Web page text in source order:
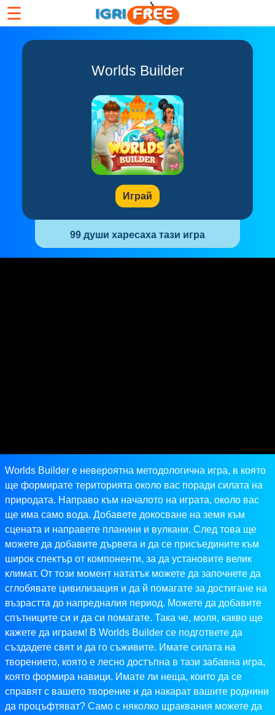
☰
Worlds Builder
Играй
99 души харесаха тази игра
Worlds Builder е невероятна методологична игра, в която
ще формирате територията около вас поради силата на
природата. Направо към началото на играта, около вас
ще има само вода. Добавете докосване на земя към
сцената и направете планини и вулкани. След това ще
можете да добавите дървета и да се присъедините към
широк спектър от компоненти, за да установите велик
климат. От този момент нататък можете да започнете да
сглобявате цивилизация и да й помагате за достигане на
възрастта до напредналия период. Можете да добавите
спътниците си и да си помагате. Така че, моля, какво ще
кажете да играем! В Worlds Builder се подгответе да
създадете свят и да го съживите. Имате силата на
творението, която е лесно достъпна в тази забавна игра,
която формира навици. Имате ли неща, които да се
справят с вашето творение и да накарат вашите роднини
да процъфтяват? Само с няколко щраквания можете да